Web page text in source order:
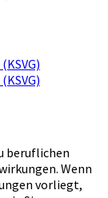
beruflichen
Wenn
vorliegt,